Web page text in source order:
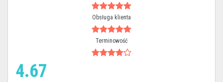
Obsługa klienta
Terminowość
4.67